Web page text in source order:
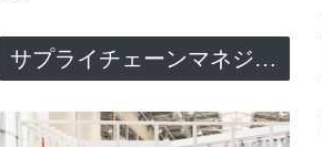
サプライチェーンマネジメント